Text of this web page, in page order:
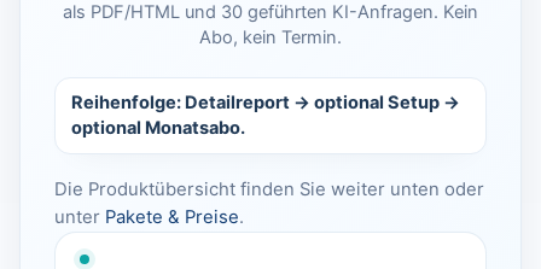
als PDF/HTML und 30 geführten KI-Anfragen. Kein
Abo, kein Termin.
Reihenfolge: Detailreport → optional Setup →
optional Monatsabo.
Die Produktübersicht finden Sie weiter unten oder
unter Pakete & Preise.